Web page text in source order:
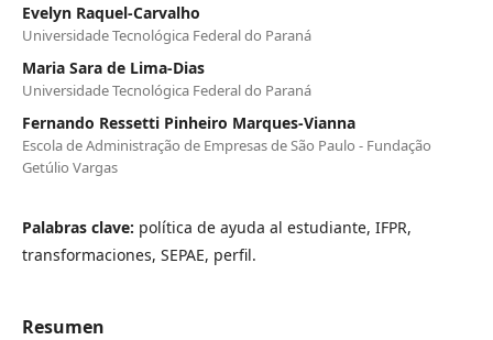
Evelyn Raquel-Carvalho
Universidade Tecnológica Federal do Paraná
Maria Sara de Lima-Dias
Universidade Tecnológica Federal do Paraná
Fernando Ressetti Pinheiro Marques-Vianna
Escola de Administração de Empresas de São Paulo - Fundação
Getúlio Vargas
Palabras clave: política de ayuda al estudiante, IFPR,
transformaciones, SEPAE, perfil.
Resumen